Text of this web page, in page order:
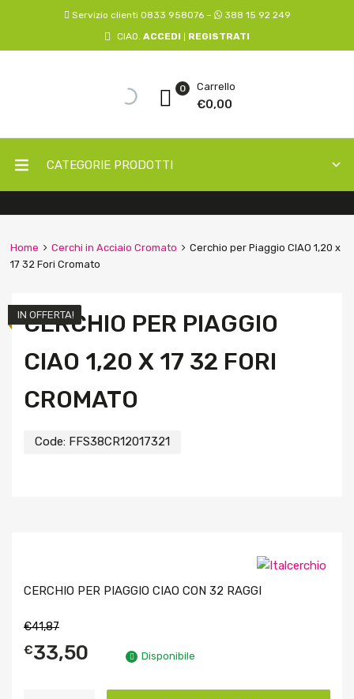
Servizio clienti 0833 958076 –
388 15 92 249
CIAO. ACCEDI REGISTRATI
Carrello
€0,00
0
CATEGORIE PRODOTTI
Home Cerchi in Acciaio Cromato
Cerchio per Piaggio CIAO 1,20 x
17 32 Fori Cromato
CERCHIO PER PIAGGIO
CIAO 1,20 X 17 32 FORI
CROMATO
Code: FFS38CR12017321
IN OFFERTA!
CERCHIO PER PIAGGIO CIAO CON 32 RAGGI
€41,87
€33,50 Disponibile